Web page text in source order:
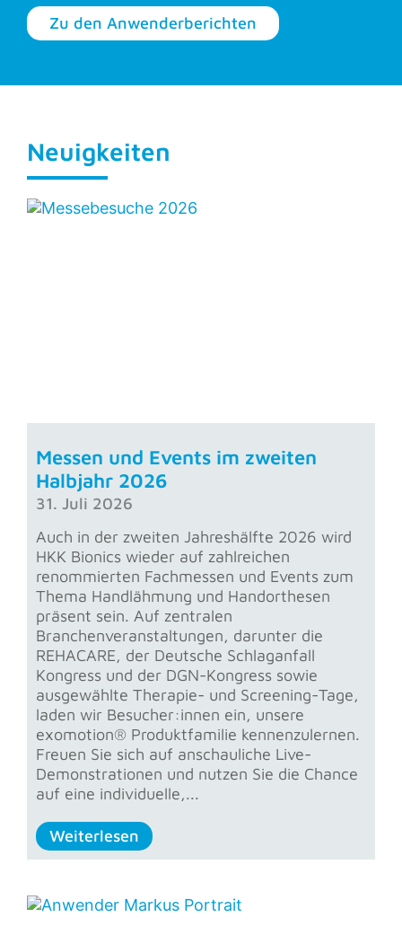
Zu den Anwenderberichten
Neuigkeiten
Messen und Events im zweiten
Halbjahr 2026
31. Juli 2026
Auch in der zweiten Jahreshälfte 2026 wird
HKK Bionics wieder auf zahlreichen
renommierten Fachmessen und Events zum
Thema Handlähmung und Handorthesen
präsent sein. Auf zentralen
Branchenveranstaltungen, darunter die
REHACARE, der Deutsche Schlaganfall
Kongress und der DGN-Kongress sowie
ausgewählte Therapie- und Screening-Tage,
laden wir Besucher:innen ein, unsere
exomotion® Produktfamilie kennenzulernen.
Freuen Sie sich auf anschauliche Live-
Demonstrationen und nutzen Sie die Chance
auf eine individuelle,...
Weiterlesen